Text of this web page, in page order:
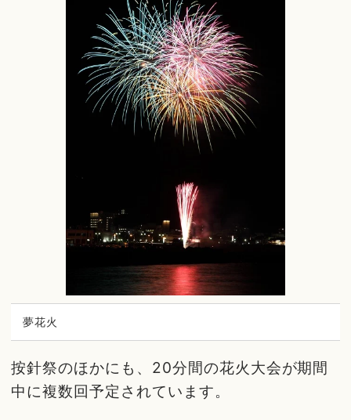
夢花火
按針祭のほかにも、20分間の花火大会が期間
中に複数回予定されています。